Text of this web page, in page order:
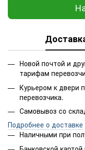
Новой почтой и
тарифам
Курьером к двери
перевозчика.
Самовывоз со
Подробнее о доставке
Наличными при